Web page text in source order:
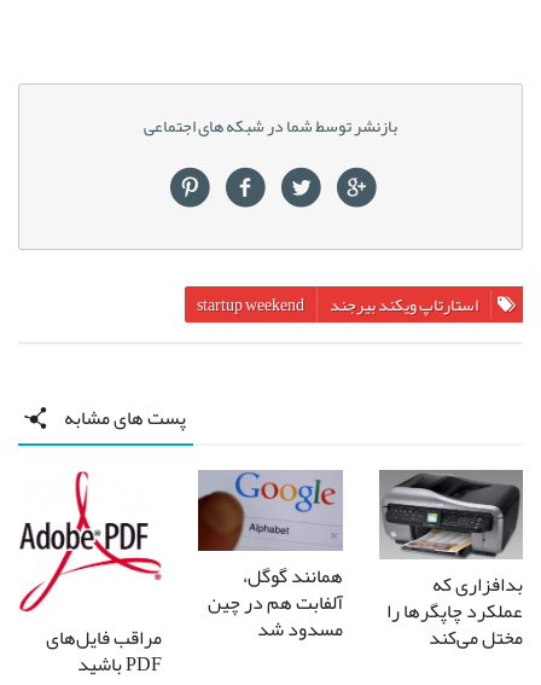
بازنشر توسط شما در شبکه های اجتماعی
استارتاپ ویکند بیرجند startup weekend
پست های مشابه
بدافزاری که
عملکرد چاپگر‌ها را
مختل می‌کند
همانند گوگل،
آلفابت هم در چین
مسدود شد مراقب فایل‌های
PDF باشید